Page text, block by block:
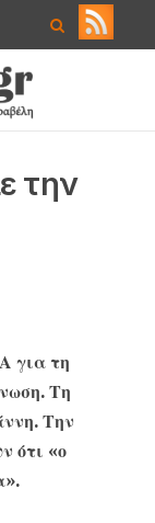
την
για τη
Τη
Την
ότι «ο